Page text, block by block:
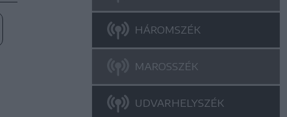
HÁROMSZÉK
MAROSSZÉK
UDVARHELYSZÉK